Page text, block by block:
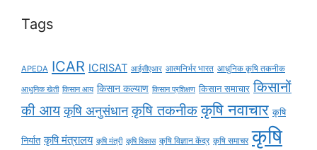
Tags
APEDA ICAR ICRISAT आईसीएआर आत्मनिर्भर भारत आधुनिक कृषि तकनीक
आधुनिक खेती किसान आय किसान कल्याण किसान प्रशिक्षण किसान समाचार किसानों
की आय कृषि अनुसंधान कृषि तकनीक कृषि नवाचार कृषि
निर्यात कृषि मंत्रालय कृषि मंत्री कृषि विकास कृषि विज्ञान केंद्र कृषि समाचर कृषि